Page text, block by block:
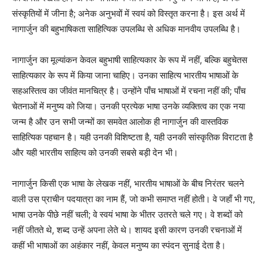
संस्कृतियों में जीना है; अनेक अनुभवों में स्वयं को विस्तृत करना है। इस अर्थ में
नागार्जुन की बहुभाषिकता साहित्यिक उपलब्धि से अधिक मानवीय उपलब्धि है।
नागार्जुन का मूल्यांकन केवल बहुभाषी साहित्यकार के रूप में नहीं, बल्कि बहुचेतस
साहित्यकार के रूप में किया जाना चाहिए। उनका साहित्य भारतीय भाषाओं के
सहअस्तित्व का जीवंत मानचित्र है। उन्होंने पाँच भाषाओं में रचना नहीं की; पाँच
चेतनाओं में मनुष्य को जिया। उनकी प्रत्येक भाषा उनके व्यक्तित्व का एक नया
जन्म है और उन सभी जन्मों का समवेत आलोक ही नागार्जुन की वास्तविक
साहित्यिक पहचान है। यही उनकी विशिष्टता है, यही उनकी सांस्कृतिक विराटता है
और यही भारतीय साहित्य को उनकी सबसे बड़ी देन भी।
नागार्जुन किसी एक भाषा के लेखक नहीं, भारतीय भाषाओं के बीच निरंतर चलने
वाली उस प्राचीन पदयात्रा का नाम हैं, जो कभी समाप्त नहीं होती। वे जहाँ भी गए,
भाषा उनके पीछे नहीं चली; वे स्वयं भाषा के भीतर उतरते चले गए। वे शब्दों को
नहीं जीतते थे, शब्द उन्हें अपना लेते थे। शायद इसी कारण उनकी रचनाओं में
कहीं भी भाषाओं का अहंकार नहीं, केवल मनुष्य का स्पंदन सुनाई देता है।